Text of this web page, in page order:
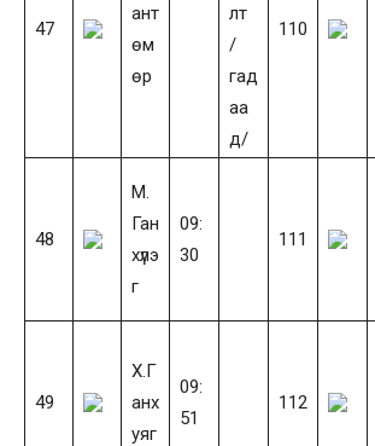
47
ант
өм
өр
лт
/
гад
аа
д/
110
48
М.
Ган
хүлэ
г
09:
30
111
49
Х.Г
анх
уяг
09:
51
112